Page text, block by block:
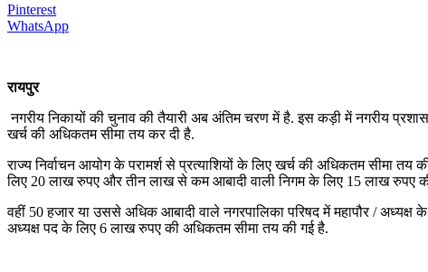
Pinterest
WhatsApp
रायपुर
नगरीय निकायों की चुनाव की तैयारी अब अंतिम चरण में है. इस कड़ी में नगरीय
खर्च की अधिकतम सीमा तय कर दी है.
राज्य निर्वाचन आयोग के परामर्श से प्रत्याशियों के लिए खर्च की अधिकतम सीमा
लिए 20 लाख रुपए और तीन लाख से कम आबादी वाली निगम के लिए 15 लाख रुपए
वहीं 50 हजार या उससे अधिक आबादी वाले नगरपालिका परिषद में महापौर /
अध्यक्ष पद के लिए 6 लाख रुपए की अधिकतम सीमा तय की गई है.